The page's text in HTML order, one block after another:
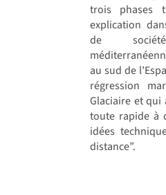
trois phases
explication
de
au sud de
régression
Glaciaire et
toute rapide à
idées
distance”.